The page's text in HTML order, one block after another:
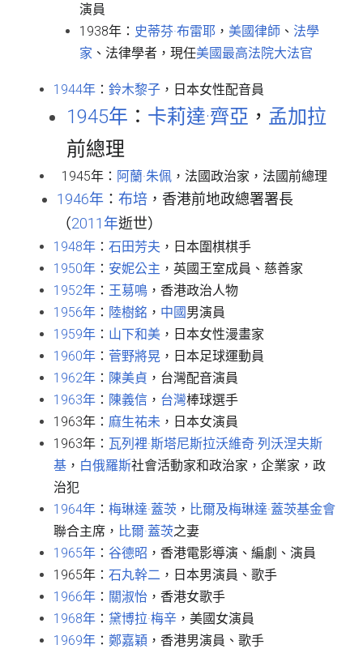
演員
1938年： 史蒂芬·布雷耶 ， 美國律師 、 法學
家 、法律學者，現任美國最高法院大法官
1944年 ： 鈴木黎子 ，日本女性配音員
1945年 ： 卡莉達·齊亞 ， 孟加拉
前總理
1945年： 阿蘭·朱佩 ，法國政治家，法國前總理
1946年 ： 布培 ，香港前地政總署署長
（2011年逝世）
1948年 ： 石田芳夫 ，日本圍棋棋手
1950年 ： 安妮公主 ，英國王室成員、慈善家
1952年 ： 王䓪鳴 ，香港政治人物
1956年 ： 陸樹銘 ， 中國男演員
1959年 ： 山下和美 ，日本女性漫畫家
1960年 ： 菅野將晃 ，日本足球運動員
1962年 ： 陳美貞 ，台灣配音演員
1963年 ： 陳義信 ， 台灣棒球選手
1963年： 麻生祐未 ，日本女演員
1963年： 瓦列裡·斯塔尼斯拉沃維奇·列沃涅夫斯
基 ， 白俄羅斯社會活動家和政治家，企業家，政
治犯
1964年 ： 梅琳達·蓋茨 ， 比爾及梅琳達·蓋茨基金會
聯合主席， 比爾·蓋茨之妻
1965年 ： 谷德昭 ，香港電影導演、編劇、演員
1965年： 石丸幹二 ，日本男演員、歌手
1966年 ： 關淑怡 ，香港女歌手
1968年 ： 黛博拉·梅辛 ，美國女演員
1969年 ： 鄭嘉穎 ，香港男演員、歌手